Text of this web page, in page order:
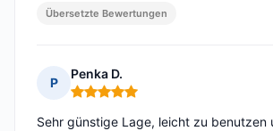
Übersetzte Bewertungen
P
Penka D.
Hinweis: 5 von 5
Sehr günstige Lage, leicht zu benutzen